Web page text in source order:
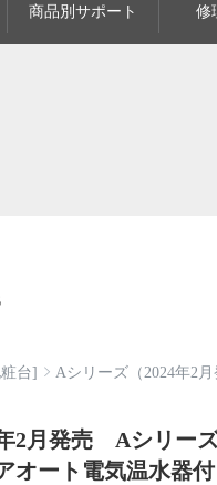
商品別サポート 修
台] Aシリーズ（2024年2月
2月発売 Aシリー
オート電気温水器